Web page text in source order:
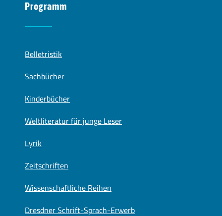
Programm
Belletristik
Sachbücher
Kinderbücher
Weltliteratur für junge Leser
Lyrik
Zeitschriften
Wissenschaftliche Reihen
Dresdner Schrift-Sprach-Erwerb